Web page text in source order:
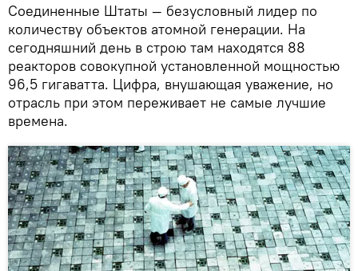
Соединенные Штаты — безусловный лидер по
количеству объектов атомной генерации. На
сегодняшний день в строю там находятся 88
реакторов совокупной установленной мощностью
96,5 гигаватта. Цифра, внушающая уважение, но
отрасль при этом переживает не самые лучшие
времена.